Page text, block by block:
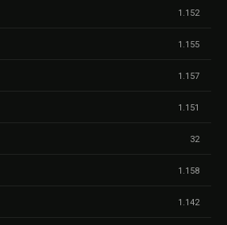
1.152
1.155
1.157
1.151
32
1.158
1.142